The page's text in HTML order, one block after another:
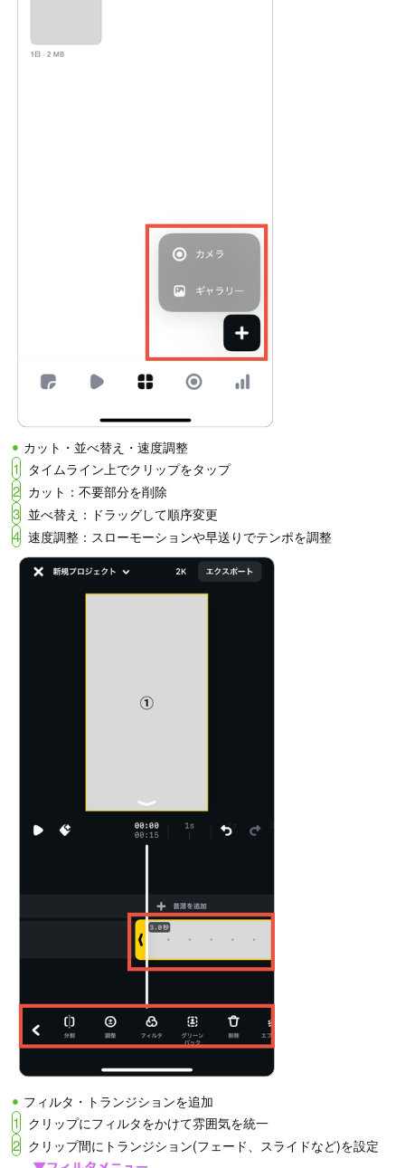
カット・並べ替え・速度調整
1 タイムライン上でクリップをタップ
2 カット：不要部分を削除
3 並べ替え：ドラッグして順序変更
4 速度調整：スローモーションや早送りでテンポを調整
フィルタ・トランジションを追加
1 クリップにフィルタをかけて雰囲気を統一
2 クリップ間にトランジション(フェード、スライドなど)を設定